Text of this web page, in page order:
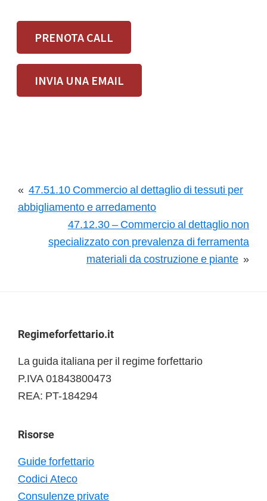
PRENOTA CALL
INVIA UNA EMAIL
« 47.51.10 Commercio al dettaglio di tessuti per
abbigliamento e arredamento
47.12.30 – Commercio al dettaglio non
specializzato con prevalenza di ferramenta
materiali da costruzione e piante »
Footer
Regimeforfettario.it
La guida italiana per il regime forfettario
P.IVA 01843800473
REA: PT-184294
Risorse
Guide forfettario
Codici Ateco
Consulenze private